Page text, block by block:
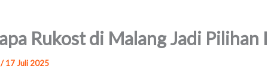
Rukost di Malang Jadi
/17 Juli 2025